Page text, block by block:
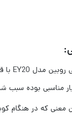
مناسبی بوده سبب